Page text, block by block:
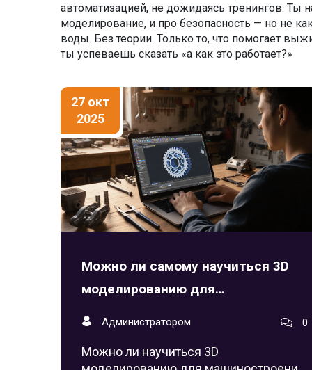
автоматизацией, не дожидаясь тренингов. Ты
моделирование, и про безопасность — но не
воды. Без теории. Только то, что помогает
ты успеваешь сказать «а как это работает?»
27 окт
2025
Можно ли самому научиться 3D
моделированию для
машиностроения?
Администратором 0
Можно ли научиться 3D